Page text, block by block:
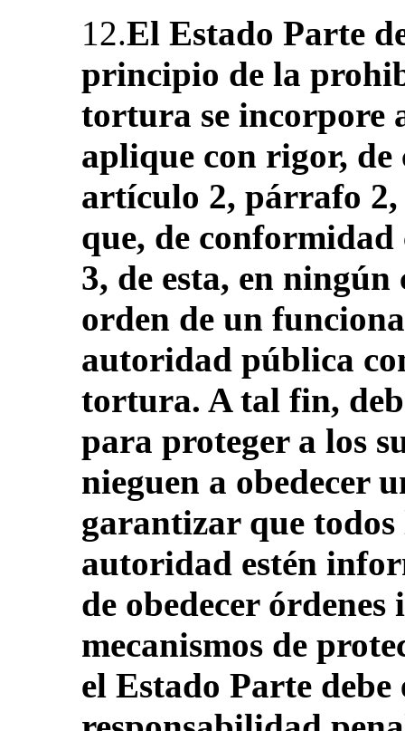
12.El Estado Parte
principio de la
tortura se incorpore
aplique con rigor,
artículo 2, párrafo 2,
que, de
3, de esta, en
orden de un
autoridad pública
tortura. A tal fin,
para proteger a los
nieguen a obedecer
garantizar que todos
autoridad estén
de obedecer órdenes
mecanismos de
el Estado Parte debe